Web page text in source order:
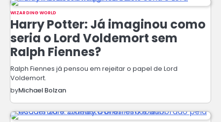
WIZARDING WORLD
Harry Potter: Já imaginou como
seria o Lord Voldemort sem
Ralph Fiennes?
Ralph Fiennes já pensou em rejeitar o papel de Lord
Voldemort.
byMichael Bolzan